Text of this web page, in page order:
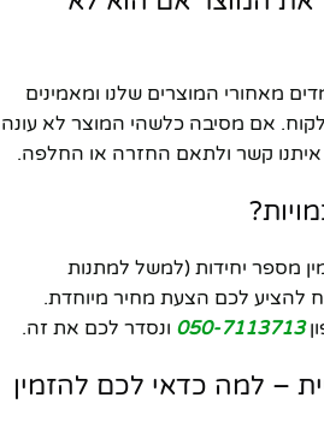
מאחורי המוצרים שלנו ומאמינים
אם מסיבה כלשהי המוצר לא עונה
איתנו קשר ולתאם החזרה או החלפה.
מספר יחידות (למשל למתנות
להציע לכם הצעת מחיר מיוחדת.
050-7113713 ונסדר לכם את זה.
– למה כדאי לכם להזמין